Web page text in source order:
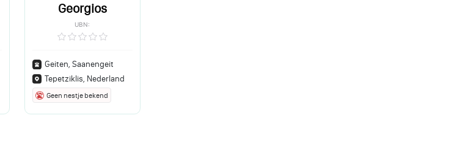
Georgios
UBN:
Geiten, Saanengeit
Tepetziklis, Nederland
Geen nestje bekend